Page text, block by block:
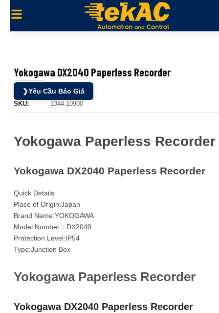
Yokogawa DX2040 Paperless Recorder
❯Yêu Cầu Báo Giá
SKU: 1344-10900
Yokogawa Paperless Recorder
Yokogawa DX2040 Paperless Recorder
Quick Details
Place of Origin:Japan
Brand Name:YOKOGAWA
Model Number：DX2040
Protection Level:IP54
Type:Junction Box
Yokogawa Paperless Recorder
Yokogawa DX2040 Paperless Recorder